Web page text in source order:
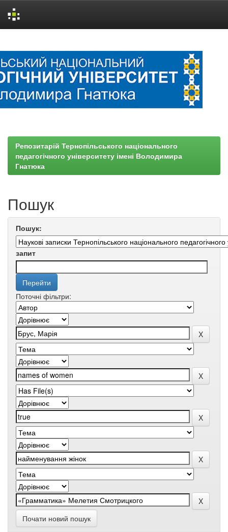
Репозитарій Тернопільського національного
педагогічного університету імені Володимира
Гнатюка
Пошук
Пошук:
запит
Поточні фільтри:
Почати новий пошук